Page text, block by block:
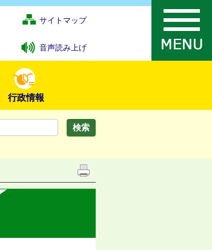
サイトマップ
音声読み上げ
行政情報